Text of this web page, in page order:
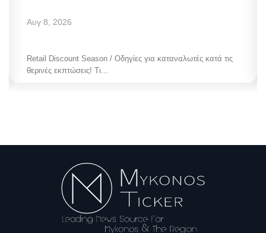
Αυγ 8, 2026
Retail Discount Season / Οδηγίες για καταναλωτές κατά τις
θερινές εκπτώσεις! Τι...